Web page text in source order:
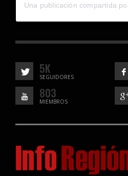
5K
SEGUIDORES
803
MIEMBROS